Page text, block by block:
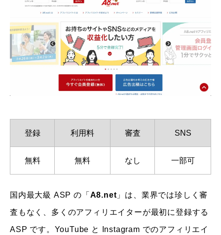
登録 利用料 審査 SNS
無料 無料 なし 一部可
国内最大級 ASP の「 A8.net 」は、業界では珍しく審
査もなく、多くのアフィリエイターが最初に登録する
ASP です。YouTube と Instagram でのアフィリエイ